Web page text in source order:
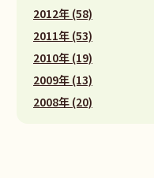
2012年 (58)
2011年 (53)
2010年 (19)
2009年 (13)
2008年 (20)